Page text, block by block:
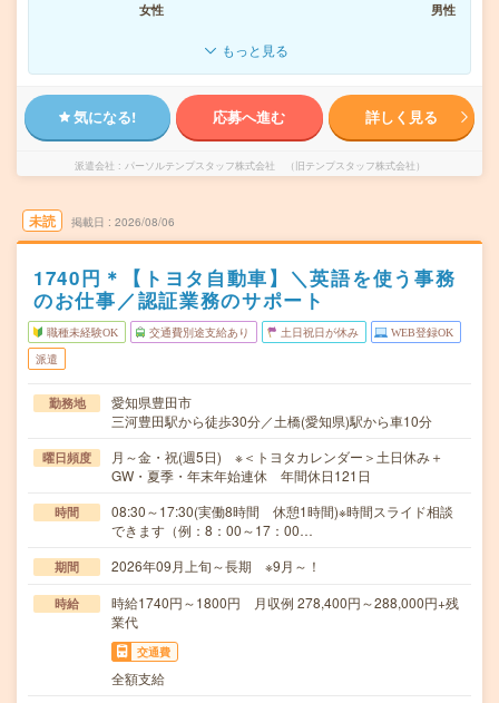
女性
男性
もっと見る
気になる! 応募へ進む 詳しく見る
派遣会社 パーソルテンプスタッフ株式会社 （旧テンプスタッフ株式会社）
未読 掲載日 2026/08/06
1740円＊【トヨタ自動車】＼英語を使う事務
のお仕事／認証業務のサポート
職種未経験OK 交通費別途支給あり 土日祝日が休み WEB登録OK
派遣
勤務地
愛知県豊田市
三河豊田駅から徒歩30分／土橋(愛知県)駅から車10分
曜日頻度
月～金・祝(週5日) ※＜トヨタカレンダー＞土日休み＋
GW・夏季・年末年始連休 年間休日121日
時間
08:30～17:30(実働8時間 休憩1時間)※時間スライド相談
できます（例：8：00～17：00…
期間 2026年09月上旬～長期 ※9月～！
時給
時給1740円～1800円 月収例 278,400円～288,000円+残
業代
交通費
全額支給